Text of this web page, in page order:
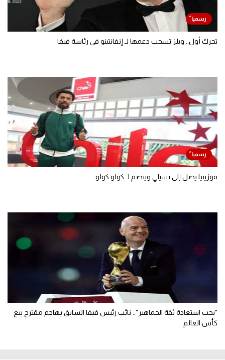
تحرك أول.. ويلز تسحب دعمها لـ إنفانتينو في رئاسة فيفا
فوزينيا يصل إلى تشيلي وينضم لـ كولو كولو
"يجب استعادة ثقة الجماهير".. نائب رئيس فيفا السابق يهاجم مقترح بيع
كأس العالم